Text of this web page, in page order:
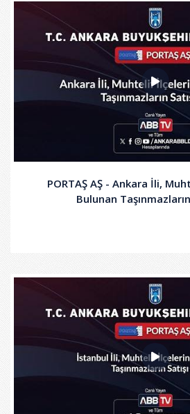
PORTAŞ AŞ - Ankara İli,
Bulunan Taşınmazların